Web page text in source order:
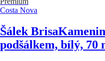
Costa Nova
Šálek Brisa
podšálkem, bílý, 70